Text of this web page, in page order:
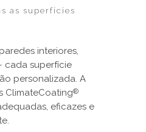
as superfícies
interiores,
cada superfície
personalizada. A
ClimateCoating®
eficazes e